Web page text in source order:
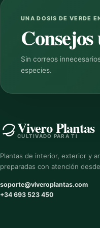
UNA DOSIS DE VERDE
Sin correos
especies.
Vivero Plantas
CULTIVADO PARA TI
Plantas de interior, exterior y
preparadas con atención
soporte@viveroplantas.com
+34 693 523 450